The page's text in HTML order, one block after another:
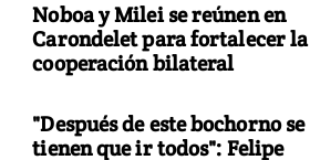
Noboa y Milei se reúnen en
Carondelet para fortalecer la
cooperación bilateral
"Después de este bochorno se
tienen que ir todos": Felipe